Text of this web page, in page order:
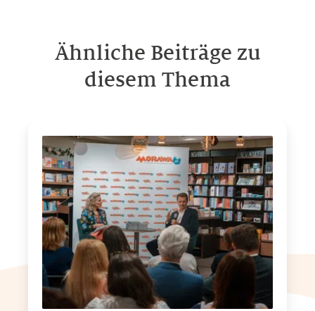
Ähnliche Beiträge zu
diesem Thema